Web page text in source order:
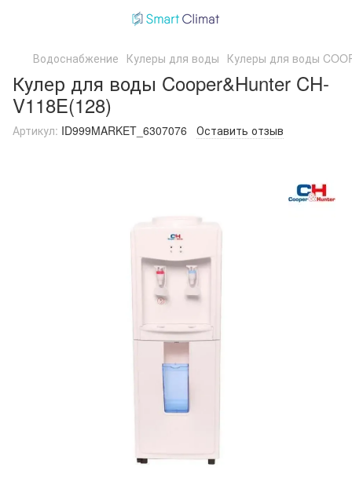
Водоснабжение Кулеры для воды Кулеры для воды
Кулер для воды Cooper&Hunter CH-
V118E(128)
Артикул: ID999MARKET_6307076 Оставить отзыв